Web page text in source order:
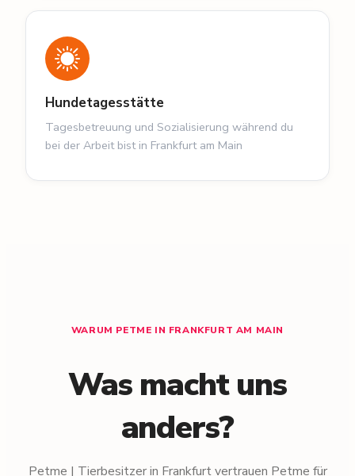
Hundetagesstätte
Tagesbetreuung und Sozialisierung während du
bei der Arbeit bist in Frankfurt am Main
WARUM PETME IN FRANKFURT AM MAIN
Was macht uns
anders?
Petme | Tierbesitzer in Frankfurt vertrauen Petme für